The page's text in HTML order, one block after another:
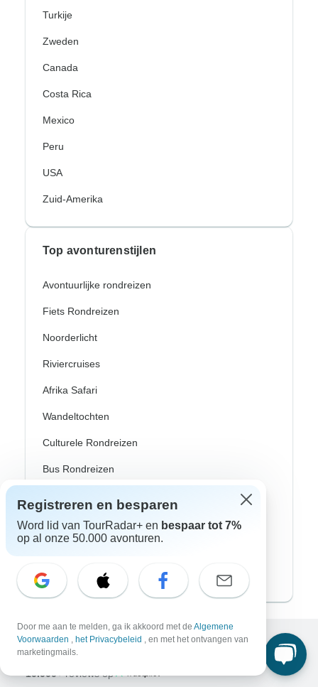
Turkije
Zweden
Canada
Costa Rica
Mexico
Peru
USA
Zuid-Amerika
Top avonturenstijlen
Avontuurlijke rondreizen
Fiets Rondreizen
Noorderlicht
Riviercruises
Afrika Safari
Wandeltochten
Culturele Rondreizen
Bus Rondreizen
Strand Rondreizen
Privé Rondreizen
Excellent
10.000+reviews op
Registreren en besparen
Word lid van TourRadar+ en bespaar tot 7%
op al onze 50.000 avonturen.
Door me aan te melden, ga ik akkoord met de Algemene
Voorwaarden , het Privacybeleid , en met het ontvangen van
marketingmails.